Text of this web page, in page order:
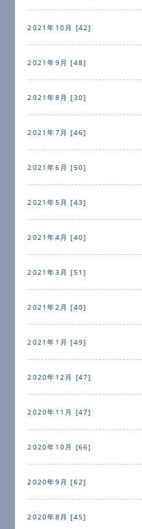
2021年10月 [42]
2021年9月 [48]
2021年8月 [30]
2021年7月 [46]
2021年6月 [50]
2021年5月 [43]
2021年4月 [40]
2021年3月 [51]
2021年2月 [40]
2021年1月 [49]
2020年12月 [47]
2020年11月 [47]
2020年10月 [66]
2020年9月 [62]
2020年8月 [45]